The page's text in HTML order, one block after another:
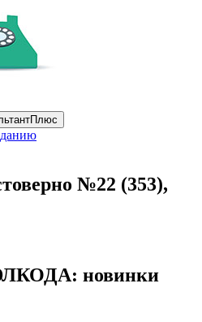
№22 (353),
новинки